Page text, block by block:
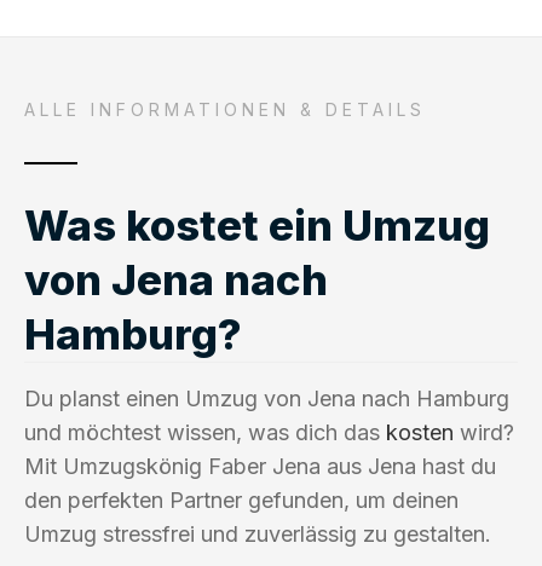
ALLE INFORMATIONEN & DETAILS
Was kostet ein Umzug
von Jena nach
Hamburg?
Du planst einen Umzug von Jena nach Hamburg
und möchtest wissen, was dich das kosten wird?
Mit Umzugskönig Faber Jena aus Jena hast du
den perfekten Partner gefunden, um deinen
Umzug stressfrei und zuverlässig zu gestalten.